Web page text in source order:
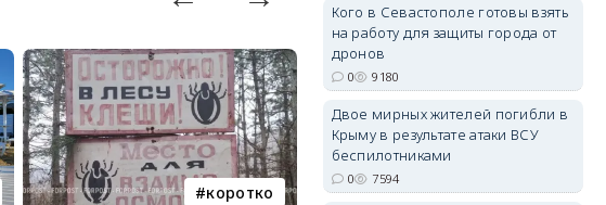
коротко Балаклава
Кого в Севастополе готовы взять
на работу для защиты города от
дронов
0 9180
Двое мирных жителей погибли в
Крыму в результате атаки ВСУ
беспилотниками
0 7594